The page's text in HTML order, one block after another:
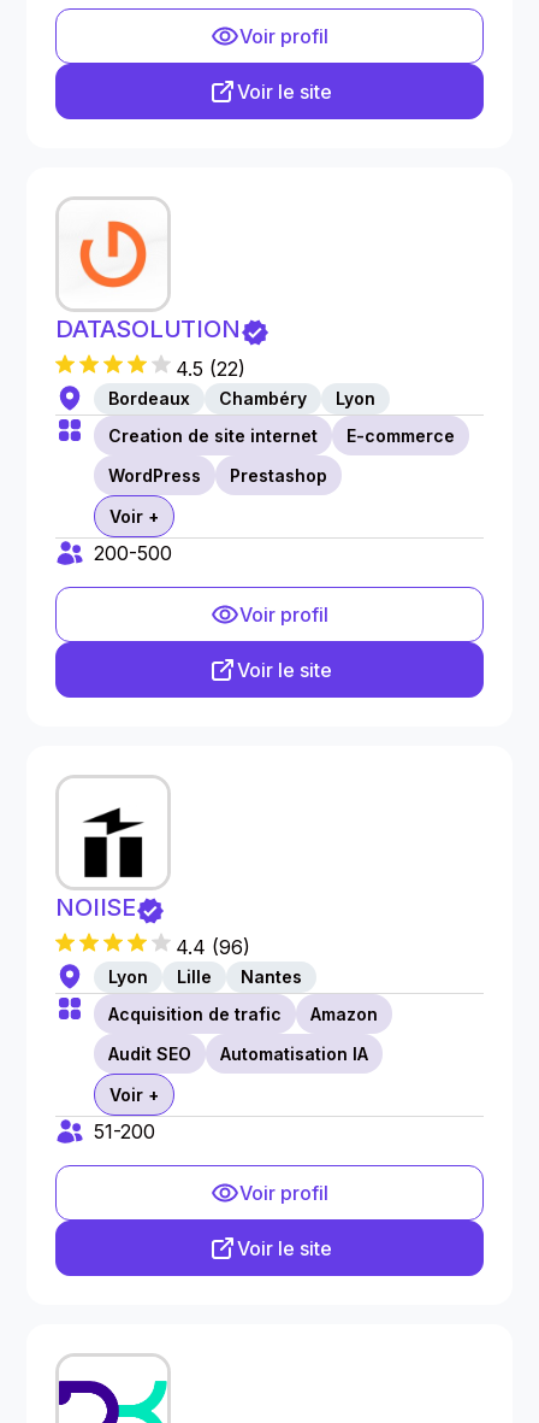
Voir profil
Voir le site
DATASOLUTION
4.5 (22)
Bordeaux Chambéry
Lyon
Creation de site internet
E-commerce
WordPress
Prestashop
Voir +
200-500
Voir profil
Voir le site
NOIISE
4.4 (96)
Lyon Lille
Nantes
Acquisition de trafic
Amazon
Audit SEO
Automatisation IA
Voir +
51-200
Voir profil
Voir le site